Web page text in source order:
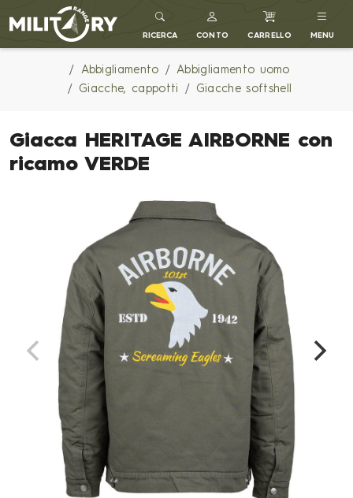
MILITARY RANGE IT
RICERCA CONTO CARRELLO MENU
Abbigliamento
Abbigliamento uomo
Giacche, cappotti
Giacche softshell
Giacca HERITAGE AIRBORNE con
ricamo VERDE